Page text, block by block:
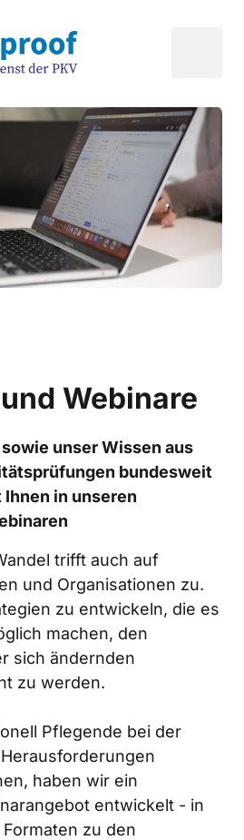
Webinare
unser Wissen aus
bundesweit
in unseren
trifft auch auf
und Organisationen zu.
zu entwickeln, die es
machen, den
sich ändernden
zu werden.
Pflegende bei der
haben wir ein
entwickelt - in
zu den